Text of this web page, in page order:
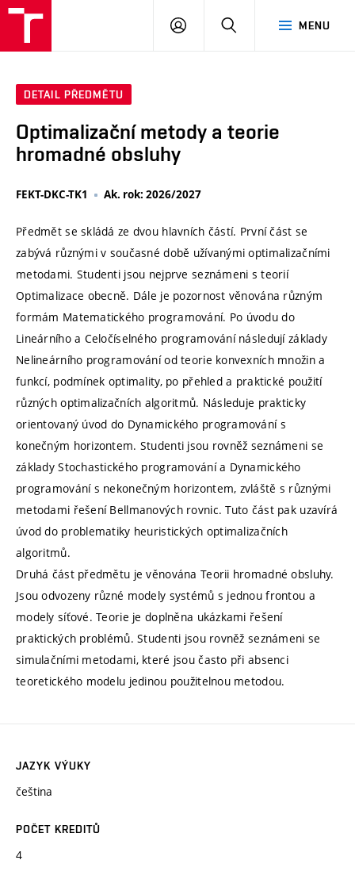
MENU
PŘIHLÁSIT
DETAIL PŘEDMĚTU
Optimalizační metody a teorie
hromadné obsluhy
FEKT-DKC-TK1 Ak. rok: 2026/2027
Předmět se skládá ze dvou hlavních částí. První část se
zabývá různými v současné době užívanými optimalizačními
metodami. Studenti jsou nejprve seznámeni s teorií
Optimalizace obecně. Dále je pozornost věnována různým
formám Matematického programování. Po úvodu do
Lineárního a Celočíselného programování následují základy
Nelineárního programování od teorie konvexních množin a
funkcí, podmínek optimality, po přehled a praktické použití
různých optimalizačních algoritmů. Následuje prakticky
orientovaný úvod do Dynamického programování s
konečným horizontem. Studenti jsou rovněž seznámeni se
základy Stochastického programování a Dynamického
programování s nekonečným horizontem, zvláště s různými
metodami řešení Bellmanových rovnic. Tuto část pak uzavírá
úvod do problematiky heuristických optimalizačních
algoritmů.
Druhá část předmětu je věnována Teorii hromadné obsluhy.
Jsou odvozeny různé modely systémů s jednou frontou a
modely síťové. Teorie je doplněna ukázkami řešení
praktických problémů. Studenti jsou rovněž seznámeni se
simulačními metodami, které jsou často při absenci
teoretického modelu jedinou použitelnou metodou.
JAZYK VÝUKY
čeština
POČET KREDITŮ
4